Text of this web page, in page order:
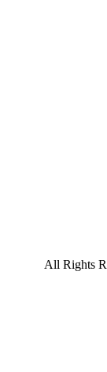
© All Rights